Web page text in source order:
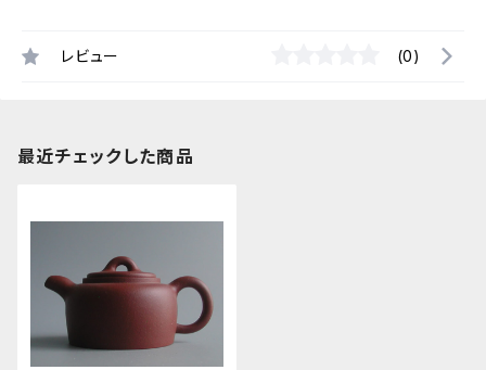
レビュー (0)
最近チェックした商品